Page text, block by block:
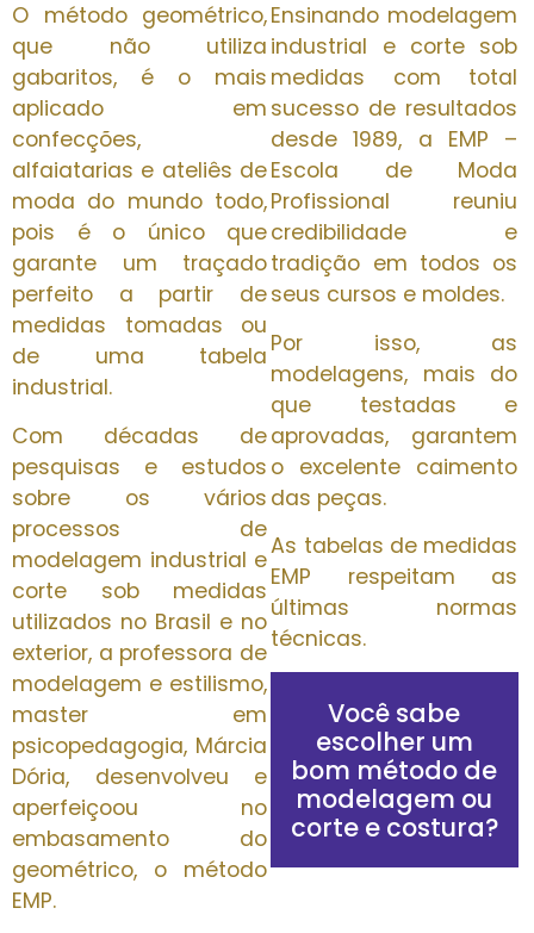
O método geométrico,
que não utiliza
gabaritos, é o mais
aplicado em
confecções,
alfaiatarias e ateliês de
moda do mundo todo,
pois é o único que
garante um traçado
perfeito a partir de
medidas tomadas ou
de uma tabela
industrial.
Com décadas de
pesquisas e estudos
sobre os vários
processos de
modelagem industrial e
corte sob medidas
utilizados no Brasil e no
exterior, a professora de
modelagem e estilismo,
master em
psicopedagogia, Márcia
Dória, desenvolveu e
aperfeiçoou no
embasamento do
geométrico, o método
EMP.
Ensinando modelagem
industrial e corte sob
medidas com total
sucesso de resultados
desde 1989, a EMP –
Escola de Moda
Profissional reuniu
credibilidade e
tradição em todos os
seus cursos e moldes.
Por isso, as
modelagens, mais do
que testadas e
aprovadas, garantem
o excelente caimento
das peças.
As tabelas de medidas
EMP respeitam as
últimas normas
técnicas.
Você sabe
escolher um
bom método de
modelagem ou
corte e costura?